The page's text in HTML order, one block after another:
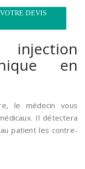
DEVIS
en
le médecin vous
Il détectera
patient les contre-